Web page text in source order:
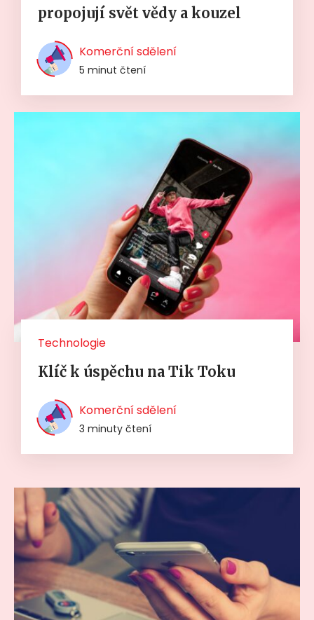
propojují svět vědy a kouzel
Komerční sdělení
5 minut čtení
Technologie
Klíč k úspěchu na Tik Toku
Komerční sdělení
3 minuty čtení